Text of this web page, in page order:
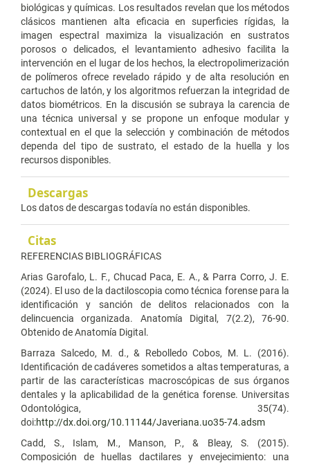
biológicas y químicas. Los resultados revelan que los métodos
clásicos mantienen alta eficacia en superficies rígidas, la
imagen espectral maximiza la visualización en sustratos
porosos o delicados, el levantamiento adhesivo facilita la
intervención en el lugar de los hechos, la electropolimerización
de polímeros ofrece revelado rápido y de alta resolución en
cartuchos de latón, y los algoritmos refuerzan la integridad de
datos biométricos. En la discusión se subraya la carencia de
una técnica universal y se propone un enfoque modular y
contextual en el que la selección y combinación de métodos
dependa del tipo de sustrato, el estado de la huella y los
recursos disponibles.
Descargas
Los datos de descargas todavía no están disponibles.
Citas
REFERENCIAS BIBLIOGRÁFICAS
Arias Garofalo, L. F., Chucad Paca, E. A., & Parra Corro, J. E.
(2024). El uso de la dactiloscopia como técnica forense para la
identificación y sanción de delitos relacionados con la
delincuencia organizada. Anatomía Digital, 7(2.2), 76-90.
Obtenido de Anatomía Digital.
Barraza Salcedo, M. d., & Rebolledo Cobos, M. L. (2016).
Identificación de cadáveres sometidos a altas temperaturas, a
partir de las características macroscópicas de sus órganos
dentales y la aplicabilidad de la genética forense. Universitas
Odontológica, 35(74).
doi:http://dx.doi.org/10.11144/Javeriana.uo35-74.adsm
Cadd, S., Islam, M., Manson, P., & Bleay, S. (2015).
Composición de huellas dactilares y envejecimiento: una